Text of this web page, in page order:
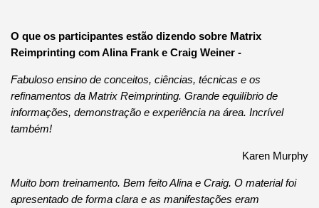
O que os participantes estão dizendo sobre Matrix
Reimprinting com Alina Frank e Craig Weiner -
Fabuloso ensino de conceitos, ciências, técnicas e os
refinamentos da Matrix Reimprinting. Grande equilíbrio de
informações, demonstração e experiência na área. Incrível
também!
Karen Murphy
Muito bom treinamento. Bem feito Alina e Craig. O material foi
apresentado de forma clara e as manifestações eram